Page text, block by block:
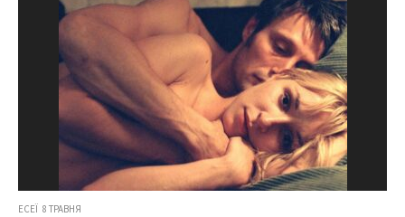
ЕСЕЇ 8 ТРАВНЯ